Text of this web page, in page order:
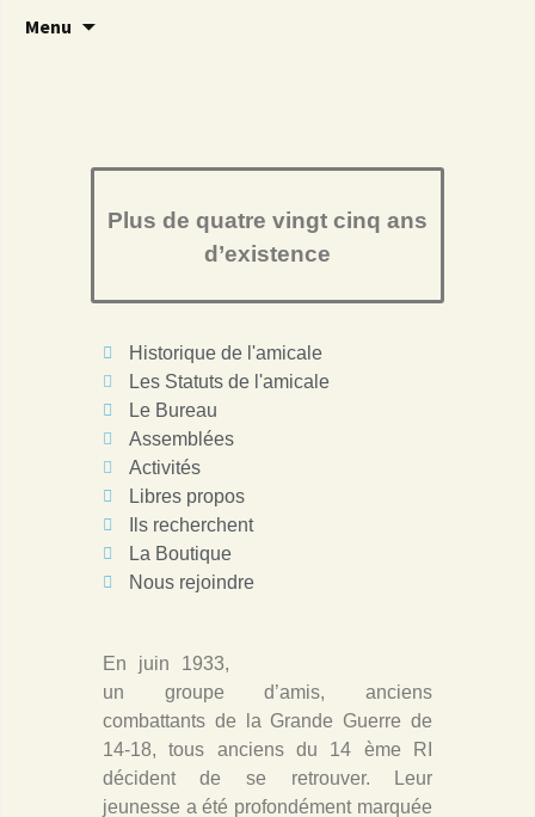
Amicale 14
Brave 14
Menu
Plus de quatre vingt cinq ans
d’existence
Historique de l'amicale
Les Statuts de l'amicale
Le Bureau
Assemblées
Activités
Libres propos
Ils recherchent
La Boutique
Nous rejoindre
En juin 1933,
un groupe d’amis, anciens
combattants de la Grande Guerre de
14-18, tous anciens du 14 ème RI
décident de se retrouver. Leur
jeunesse a été profondément marquée